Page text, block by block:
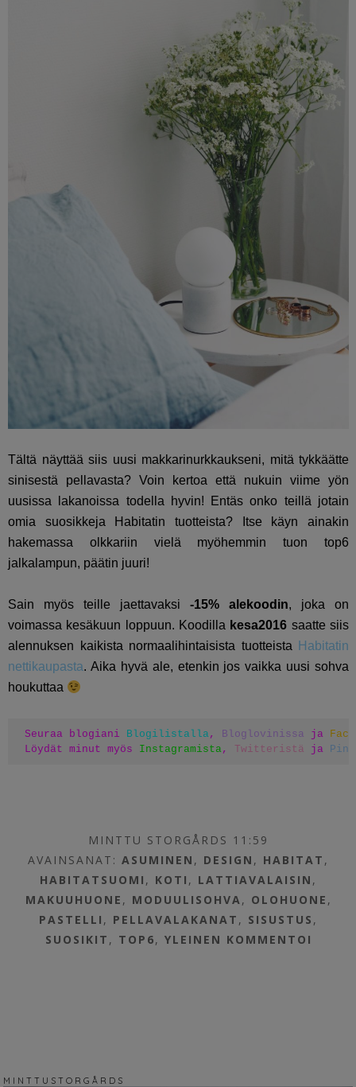
Tältä näyttää siis uusi makkarinurkkaukseni, mitä tykkäätte
sinisestä pellavasta? Voin kertoa että nukuin viime yön
uusissa lakanoissa todella hyvin! Entäs onko teillä jotain
omia suosikkeja Habitatin tuotteista? Itse käyn ainakin
hakemassa olkkariin vielä myöhemmin tuon top6
jalkalampun, päätin juuri!
Sain myös teille jaettavaksi-15% alekoodin, joka on
voimassa kesäkuun loppuun. Koodilla kesa2016 saatte siis
alennuksen kaikista normaalihintaisista tuotteista
Habitatin
nettikaupasta. Aika hyvä ale, etenkin jos vaikka uusi sohva
houkuttaa
Seuraa blogiani Blogilistalla, Bloglovinissa ja
Löydät minut myös Instagramista, Twitteristä ja
MINTTU STORGÅRDS 11:59
AVAINSANAT:ASUMINEN , DESIGN , HABITAT ,
HABITATSUOMI , KOTI , LATTIAVALAISIN ,
MAKUUHUONE , MODUULISOHVA , OLOHUONE ,
PASTELLI , PELLAVALAKANAT , SISUSTUS ,
SUOSIKIT , TOP6, YLEINEN KOMMENTOI
M I N T T U S T O R G Å R D S